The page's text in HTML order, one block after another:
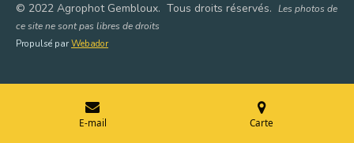
© 2022 Agrophot Gembloux. Tous droits réservés. Les photos de
ce site ne sont pas libres de droits
Propulsé parWebador
E-mail Carte